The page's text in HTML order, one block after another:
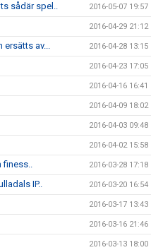
sådär spel.. 2016-05-07 19:57
2016-04-29 21:12
ersätts av... 2016-04-28 13:15
2016-04-23 17:05
2016-04-16 16:41
2016-04-09 18:02
2016-04-03 09:48
2016-04-02 15:58
finess.. 2016-03-28 17:18
IP.. 2016-03-20 16:54
2016-03-17 13:43
2016-03-16 21:46
2016-03-13 18:00